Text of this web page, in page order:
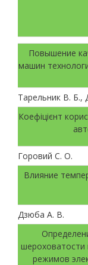
Повышение
машин
Тарельник В.
Коефіцієнт
Горовий С. О.
Влияние
Дзюба А. В.
шероховатости
режимов